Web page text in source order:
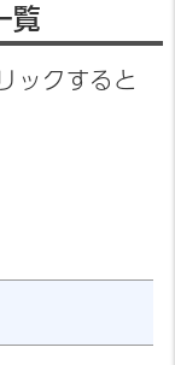
覧
ックすると